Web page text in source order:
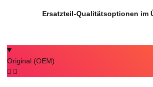
Ersatzteil-Qualitätsoptionen im
Original (OEM)